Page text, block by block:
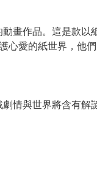
畫作品。這是款
愛的紙世界，他們
情與世界將含有